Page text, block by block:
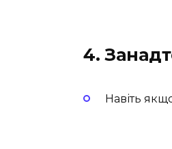
4.
Навіть